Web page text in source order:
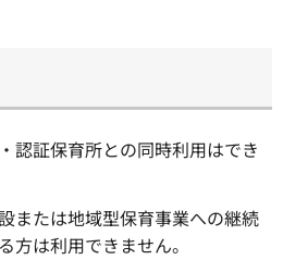
認証保育所との同時利用はでき
または地域型保育事業への継続
方は利用できません。